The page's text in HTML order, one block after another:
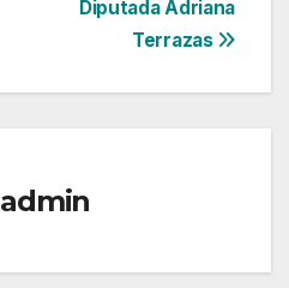
Diputada Adriana
Terrazas
admin